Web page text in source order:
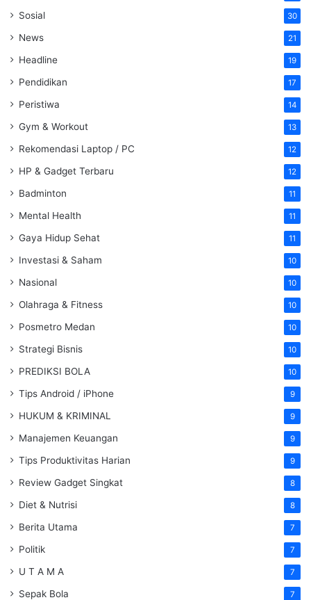
Sosial 30
News 21
Headline 19
Pendidikan 17
Peristiwa 14
Gym & Workout 13
Rekomendasi Laptop / PC 12
HP & Gadget Terbaru 12
Badminton 11
Mental Health 11
Gaya Hidup Sehat 11
Investasi & Saham 10
Nasional 10
Olahraga & Fitness 10
Posmetro Medan 10
Strategi Bisnis 10
PREDIKSI BOLA 10
Tips Android / iPhone 9
HUKUM & KRIMINAL 9
Manajemen Keuangan 9
Tips Produktivitas Harian 9
Review Gadget Singkat 8
Diet & Nutrisi 8
Berita Utama 7
Politik 7
U T A M A 7
Sepak Bola 7